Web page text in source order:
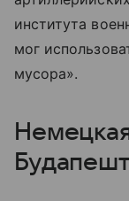
института
мог
мусора».